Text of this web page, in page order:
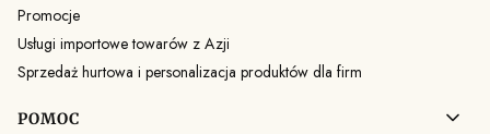
Promocje
Usługi importowe towarów z Azji
Sprzedaż hurtowa i personalizacja produktów dla firm
POMOC